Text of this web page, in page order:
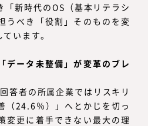
「新時代のOS（基本リテラシ
うべき「役割」そのものを変
います。
ータ未整備」が変革のブレ
答者の所属企業ではリスキリ
（24.6％）」へとかじを切っ
変更に着手できない最大の理